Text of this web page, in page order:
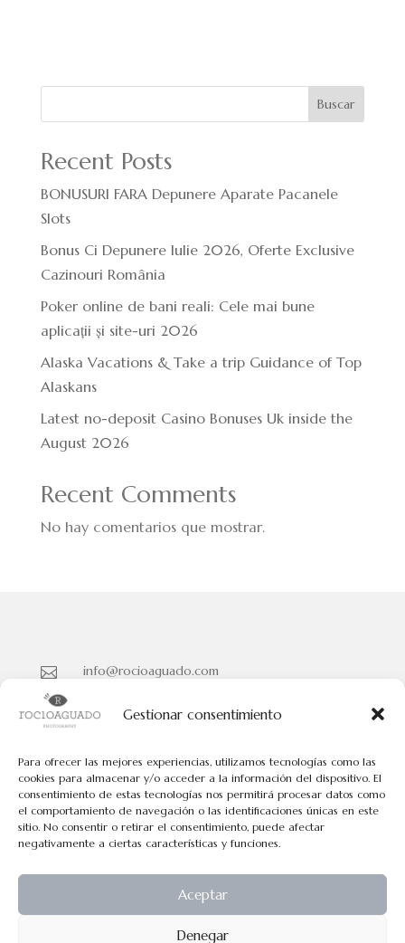
Gestionar consentimiento
Para ofrecer las mejores experiencias, utilizamos tecnologías como las
cookies para almacenar y/o acceder a la información del dispositivo. El
consentimiento de estas tecnologías nos permitirá procesar datos como
el comportamiento de navegación o las identificaciones únicas en este
sitio. No consentir o retirar el consentimiento, puede afectar
negativamente a ciertas características y funciones.
Aceptar
Denegar
Buscar
Recent Posts
BONUSURI FARA Depunere Aparate Pacanele
Slots
Bonus Ci Depunere Iulie 2026, Oferte Exclusive
Cazinouri România
Poker online de bani reali: Cele mai bune
aplicații și site-uri 2026
Alaska Vacations & Take a trip Guidance of Top
Alaskans
Latest no-deposit Casino Bonuses Uk inside the
August 2026
Recent Comments
No hay comentarios que mostrar.

info@rocioaguado.com

Políticas de Cookies
Políticas de Privacidad
Aviso Legal
Todos los contenidos tienen el © de Rocio Aguado.